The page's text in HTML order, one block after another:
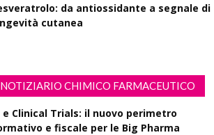
da antiossidante a segnale di
cutanea
NOTIZIARIO CHIMICO FARMACEUTICO
e Clinical Trials: il nuovo perimetro
e fiscale per le Big Pharma